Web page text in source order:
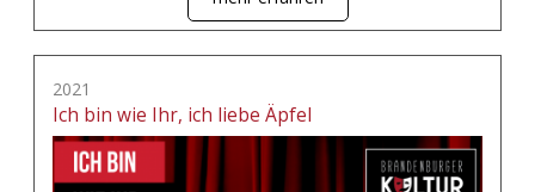
2021
Ich bin wie Ihr, ich liebe Äpfel